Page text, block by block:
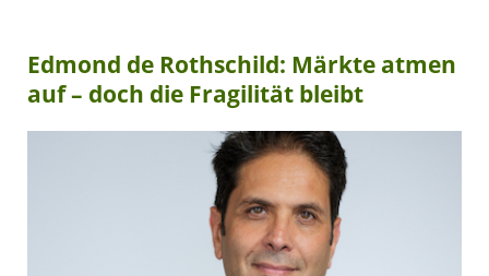
Edmond de Rothschild: Märkte atmen
auf – doch die Fragilität bleibt